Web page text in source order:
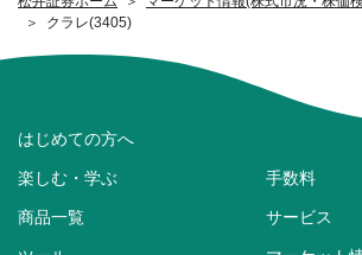
クラレ(3405)
はじめての方へ
楽しむ・学ぶ 手数料
商品一覧 サービス